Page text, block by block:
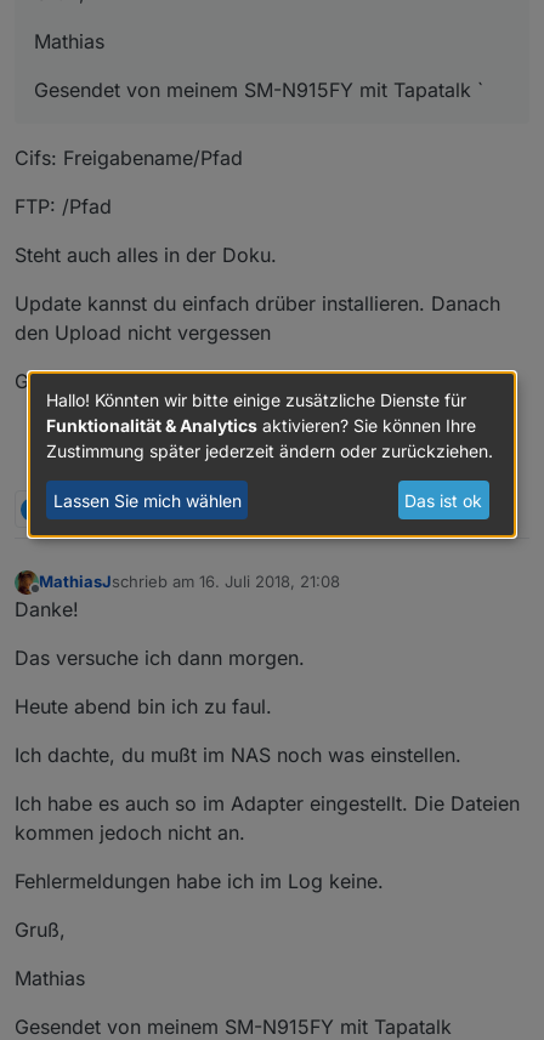
Mathias
Gesendet von meinem SM-N915FY mit Tapatalk `
Cifs: Freigabename/Pfad
FTP: /Pfad
Steht auch alles in der Doku.
Update kannst du einfach drüber installieren. Danach
den Upload nicht vergessen
Gesendet von iPhone mit Tapatalk
Besuche meine Github Seite
Beitrag hat geholfen oder willst du mich unterstützen
HowTo Restore ioBroker
1 Antwort 0
Offline
MathiasJschrieb am 16. Juli 2018, 21:08
zuletzt editiert von
Danke!
Das versuche ich dann morgen.
Heute abend bin ich zu faul.
Ich dachte, du mußt im NAS noch was einstellen.
Ich habe es auch so im Adapter eingestellt. Die Dateien
kommen jedoch nicht an.
Fehlermeldungen habe ich im Log keine.
Gruß,
Mathias
Gesendet von meinem SM-N915FY mit Tapatalk
Hallo! Könnten wir bitte einige zusätzliche Dienste für
Funktionalität & Analytics aktivieren? Sie können Ihre
Zustimmung später jederzeit ändern oder zurückziehen.
Lassen Sie mich wählen Das ist ok